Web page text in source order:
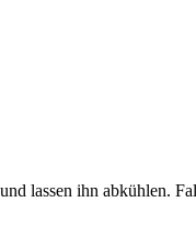
lassen ihn abkühlen.